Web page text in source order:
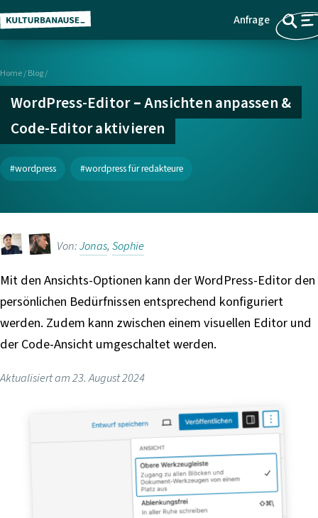
Z
u
H
l
t
s
r
i
n
e
Menü
Anfrage
Home/Blog /
WordPress-Editor – Ansichten anpassen &
Code-Editor aktivieren
wordpress wordpress für redakteure
Von:Jonas,Sophie
Mit den Ansichts-Optionen kann der WordPress-Editor den
persönlichen Bedürfnissen entsprechend konfiguriert
werden. Zudem kann zwischen einem visuellen Editor und
der Code-Ansicht umgeschaltet werden.
Aktualisiert am23. August 2024